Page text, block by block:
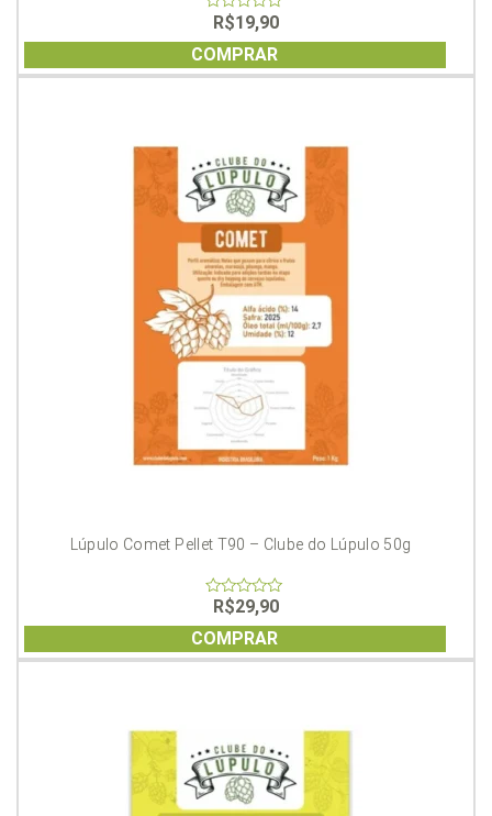
out
of
5
R$19,90
COMPRAR
Lúpulo Comet Pellet T90 – Clube do Lúpulo 50g
of
5
R$29,90
COMPRAR